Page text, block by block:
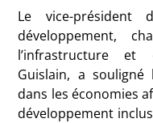
Le vice-président
développement,
l’infrastructure et
Guislain, a souligné
dans les économies
développement